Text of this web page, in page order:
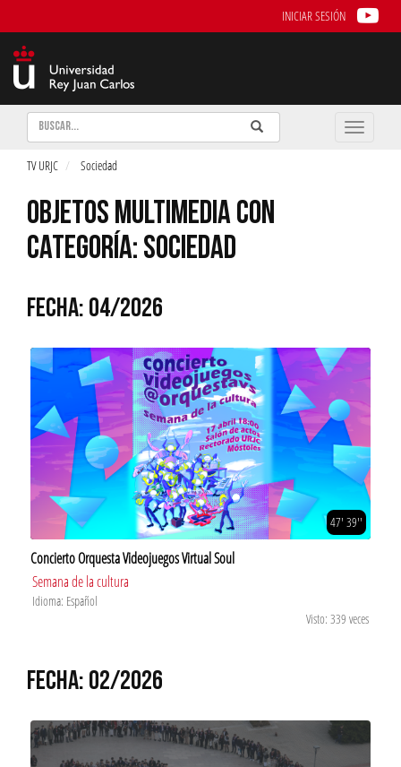
INICIAR SESIÓN
Buscar Enviar
Buscar
Toggle
TV URJC Sociedad
OBJETOS MULTIMEDIA CON
CATEGORÍA: SOCIEDAD
FECHA: 04/2026
47' 39''
Concierto Orquesta Videojuegos Virtual Soul
Semana de la cultura
Idioma: Español
Visto: 339 veces
FECHA: 02/2026